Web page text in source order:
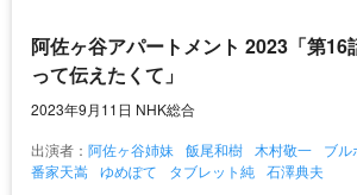
阿佐ヶ谷アパートメント 2023「第16
って伝えたくて」
2023年9月11日 NHK総合
出演者： 阿佐ヶ谷姉妹 飯尾和樹 木村敬一 ブル
番家天嵩 ゆめぽて タブレット純 石澤典夫